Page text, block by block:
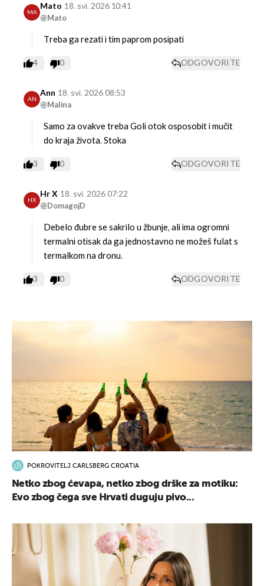
MA
Mato
@Mato
18. svi. 2026 10:41
Treba ga rezati i tim paprom posipati
4 0 ODGOVORITE
AN
Ann
@Malina
18. svi. 2026 08:53
Samo za ovakve treba Goli otok osposobit i mučit
do kraja života. Stoka
3 0 ODGOVORITE
HX
Hr X
@DomagojD
18. svi. 2026 07:22
Debelo đubre se sakrilo u žbunje, ali ima ogromni
termalni otisak da ga jednostavno ne možeš fulat s
termalkom na dronu.
3 0 ODGOVORITE
POKROVITELJ CARLSBERG CROATIA
Netko zbog ćevapa, netko zbog drške za motiku:
Evo zbog čega sve Hrvati duguju pivo...